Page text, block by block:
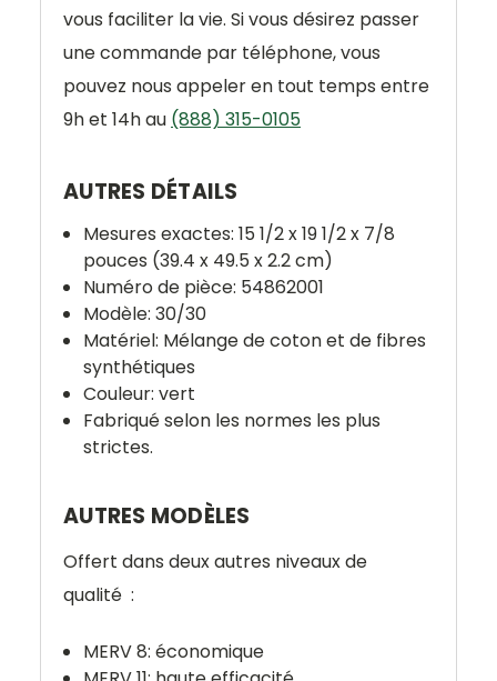
vous faciliter la vie. Si vous désirez passer
une commande par téléphone, vous
pouvez nous appeler en tout temps entre
9h et 14h au (888) 315-0105
AUTRES DÉTAILS
Mesures exactes: 15 1/2 x 19 1/2 x 7/8
pouces (39.4 x 49.5 x 2.2 cm)
Numéro de pièce: 54862001
Modèle: 30/30
Matériel: Mélange de coton et de fibres
synthétiques
Couleur: vert
Fabriqué selon les normes les plus
strictes.
AUTRES MODÈLES
Offert dans deux autres niveaux de
qualité :
MERV 8: économique